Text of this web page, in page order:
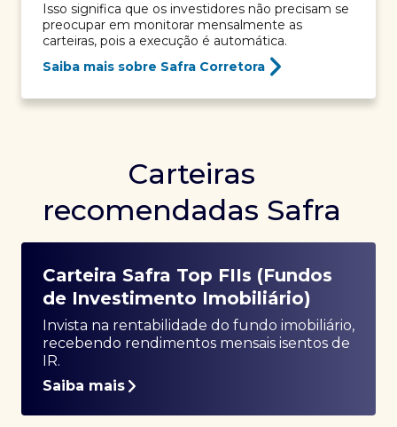
Isso significa que os investidores não precisam se
preocupar em monitorar mensalmente as
carteiras, pois a execução é automática.
Saiba mais sobre Safra Corretora
Carteiras
recomendadas Safra
Carteira Safra Top FIIs (Fundos
de Investimento Imobiliário)
Invista na rentabilidade do fundo imobiliário,
recebendo rendimentos mensais isentos de
IR.
Saiba mais